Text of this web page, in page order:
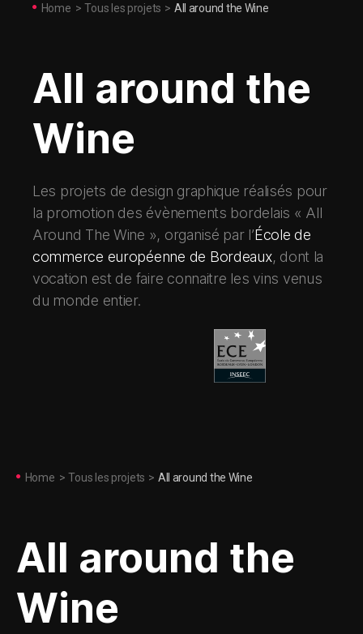
Home > Tous les projets > All around the Wine
All around the
Wine
Les projets de design graphique réalisés pour
la promotion des évènements bordelais « All
Around The Wine », organisé par l’École de
commerce européenne de Bordeaux, dont la
vocation est de faire connaitre les vins venus
du monde entier.
Home > Tous les projets > All around the Wine
All around the
Wine